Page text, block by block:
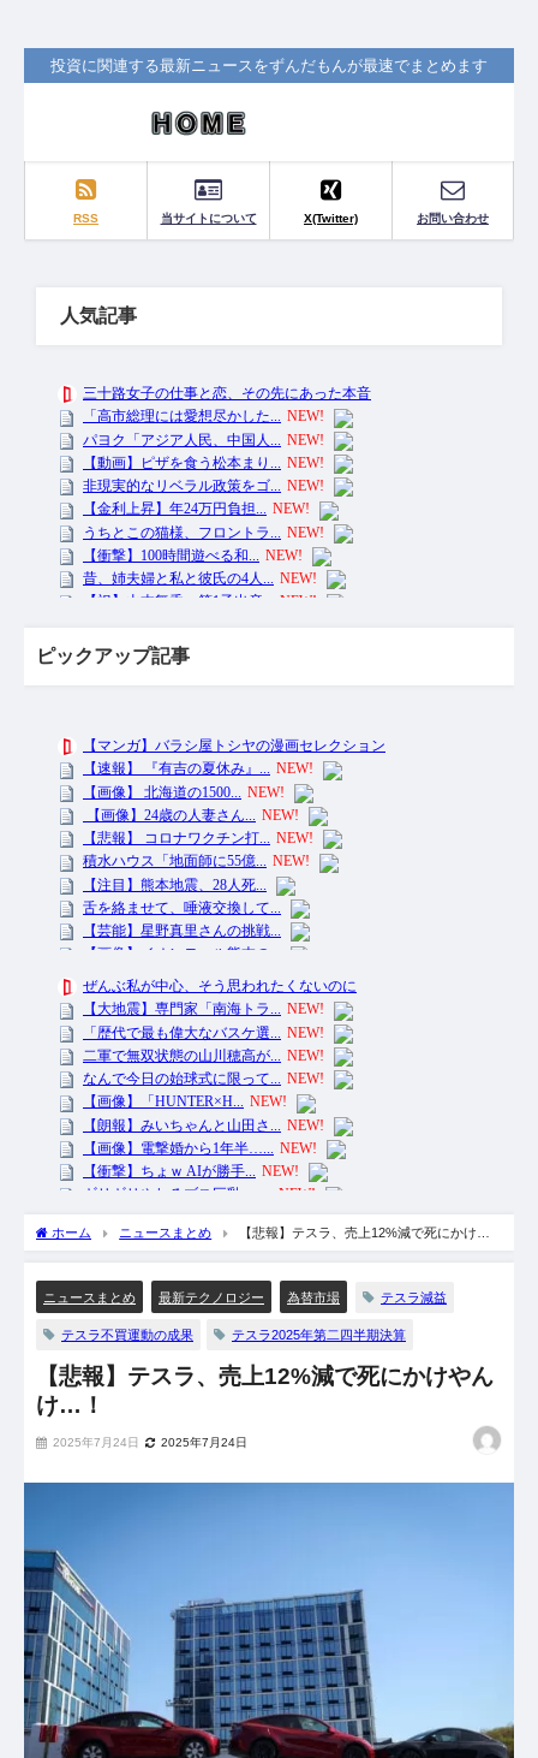
投資に関連する最新ニュースをずんだもんが最速でまとめます
RSS 当サイトについて X(Twitter) お問い合わせ
人気記事
ピックアップ記事
ホーム ニュースまとめ
【悲報】テスラ、売上12%減で死にかけや
ニュースまとめ 最新テクノロジー 為替市場 テスラ減益
テスラ不買運動の成果 テスラ2025年第二四半期決算
【悲報】テスラ、売上12%減で死にかけやん
け…！
2025年7月24日 2025年7月24日